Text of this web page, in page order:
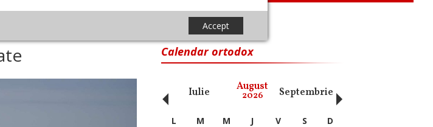
Accept
Calendar ortodox
Iulie August
2026 Septembrie Octombrie
‹ L M M J V S
D